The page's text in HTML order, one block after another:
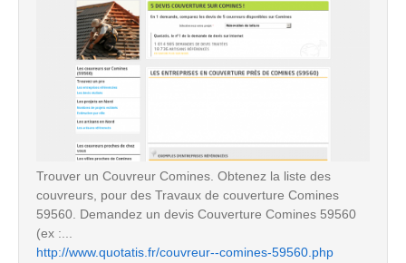
Trouver un Couvreur Comines. Obtenez la liste des
couvreurs, pour des Travaux de couverture Comines
59560. Demandez un devis Couverture Comines 59560
(ex :...
http://www.quotatis.fr/couvreur--comines-59560.php